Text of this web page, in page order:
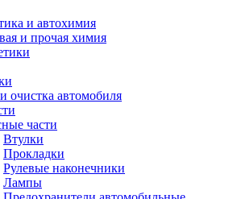
и автохимия
и прочая химия
очистка автомобиля
части
Втулки
Прокладки
Рулевые наконечники
Лампы